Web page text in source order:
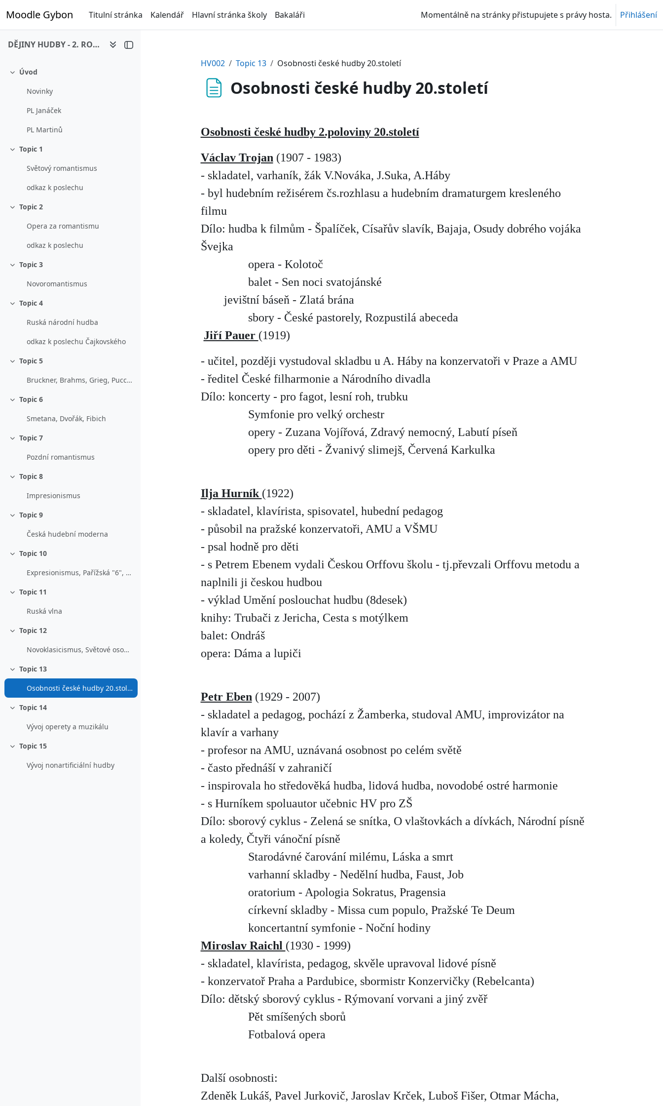
Moodle Gybon Titulní stránka Kalendář Hlavní stránka školy Bakaláři Momentálně na stránky přistupujete s právy hosta. Přihlášení
DĚJINY HUDBY - 2. ROČNÍK
Sbalit
Úvod
Novinky
PL Janáček
PL Martinů
Sbalit
Topic 1
Světový romantismus
odkaz k poslechu
Sbalit
Topic 2
Opera za romantismu
odkaz k poslechu
Sbalit
Topic 3
Novoromantismus
Sbalit
Topic 4
Ruská národní hudba
odkaz k poslechu Čajkovského
Sbalit
Topic 5
Bruckner, Brahms, Grieg, Puccini
Sbalit
Topic 6
Smetana, Dvořák, Fibich
Sbalit
Topic 7
Pozdní romantismus
Sbalit
Topic 8
Impresionismus
Sbalit
Topic 9
Česká hudební moderna
Sbalit
Topic 10
Expresionismus, Pařížská "6", B. Martinů
Sbalit
Topic 11
Ruská vlna
Sbalit
Topic 12
Novoklasicismus, Světové osobnosti 20.století
Sbalit
Topic 13
Osobnosti české hudby 20.století
Sbalit
Topic 14
Vývoj operety a muzikálu
Sbalit
Topic 15
Vývoj nonartificiální hudby
HV002 Topic 13 Osobnosti české hudby 20.století
Osobnosti české hudby 20.století
Osobnosti české hudby 2.poloviny 20.století
Václav Trojan (1907 - 1983)
- skladatel, varhaník, žák V.Nováka, J.Suka, A.Háby
- byl hudebním režisérem čs.rozhlasu a hudebním dramaturgem kresleného
filmu
Dílo: hudba k filmům - Špalíček, Císařův slavík, Bajaja, Osudy dobrého vojáka
Švejka
opera - Kolotoč
balet - Sen noci svatojánské
jevištní báseň - Zlatá brána
sbory - České pastorely, Rozpustilá abeceda
Jiří Pauer (1919)
- učitel, později vystudoval skladbu u A. Háby na konzervatoři v Praze a AMU
- ředitel České filharmonie a Národního divadla
Dílo: koncerty - pro fagot, lesní roh, trubku
Symfonie pro velký orchestr
opery - Zuzana Vojířová, Zdravý nemocný, Labutí píseň
opery pro děti - Žvanivý slimejš, Červená Karkulka
Ilja Hurník (1922)
- skladatel, klavírista, spisovatel, hubední pedagog
- působil na pražské konzervatoři, AMU a VŠMU
- psal hodně pro děti
- s Petrem Ebenem vydali Českou Orffovu školu - tj.převzali Orffovu metodu a
naplnili ji českou hudbou
- výklad Umění poslouchat hudbu (8desek)
knihy: Trubači z Jericha, Cesta s motýlkem
balet: Ondráš
opera: Dáma a lupiči
Petr Eben (1929 - 2007)
- skladatel a pedagog, pochází z Žamberka, studoval AMU, improvizátor na
klavír a varhany
- profesor na AMU, uznávaná osobnost po celém světě
- často přednáší v zahraničí
- inspirovala ho středověká hudba, lidová hudba, novodobé ostré harmonie
- s Hurníkem spoluautor učebnic HV pro ZŠ
Dílo: sborový cyklus - Zelená se snítka, O vlaštovkách a dívkách, Národní písně
a koledy, Čtyři vánoční písně
Starodávné čarování milému, Láska a smrt
varhanní skladby - Nedělní hudba, Faust, Job
oratorium - Apologia Sokratus, Pragensia
církevní skladby - Missa cum populo, Pražské Te Deum
koncertantní symfonie - Noční hodiny
Miroslav Raichl (1930 - 1999)
- skladatel, klavírista, pedagog, skvěle upravoval lidové písně
- konzervatoř Praha a Pardubice, sbormistr Konzervičky (Rebelcanta)
Dílo: dětský sborový cyklus - Rýmovaní vorvani a jiný zvěř
Pět smíšených sborů
Fotbalová opera
Další osobnosti:
Zdeněk Lukáš, Pavel Jurkovič, Jaroslav Krček, Luboš Fišer, Otmar Mácha,